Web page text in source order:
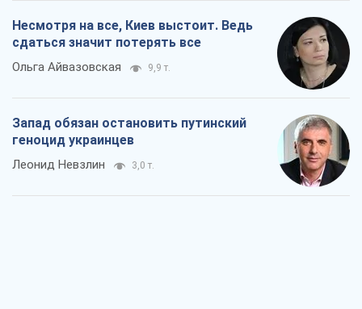
Несмотря на все, Киев выстоит. Ведь
сдаться значит потерять все
Ольга Айвазовская 9,9 т.
Запад обязан остановить путинский
геноцид украинцев
Леонид Невзлин 3,0 т.